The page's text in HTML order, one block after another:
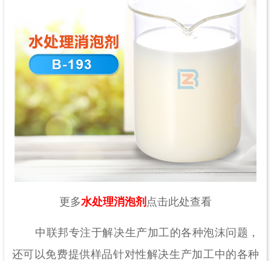
更多水处理消泡剂 点击此处查看
中联邦专注于解决生产加工的各种泡沫问题，
还可以免费提供样品针对性解决生产加工中的各种